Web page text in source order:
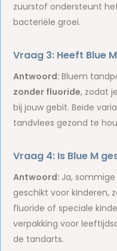
zuurstof ondersteunt
bacteriële groei.
Vraag 3: Heeft Blue
Antwoord:Bluem
zonder fluoride, zodat
bij jouw gebit. Beide
tandvlees gezond te
Vraag 4: Is Blue M
Antwoord: Ja,
geschikt voor kinderen,
fluoride of speciale
verpakking voor
de tandarts.